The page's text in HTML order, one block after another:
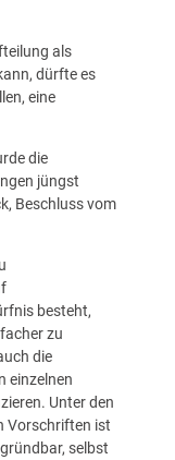
als
dürfte es
eine
die
jüngst
Beschluss vom
besteht,
zu
die
einzelnen
Unter den
Vorschriften ist
selbst